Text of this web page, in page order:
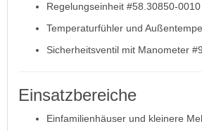
Regelungseinheit #58.30850-0010
Temperaturfühler und
Sicherheitsventil mit Manometer
Einsatzbereiche
Einfamilienhäuser und kleinere